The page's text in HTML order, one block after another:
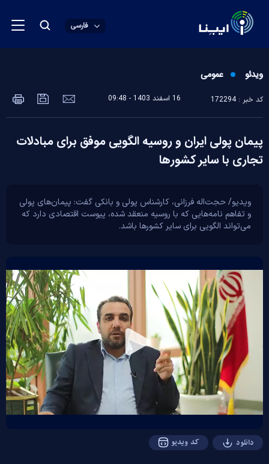
فارسی
ویدئو عمومی
کد خبر : 172294 16 اسفند 1403 - 09:48
پیمان پولی ایران و روسیه الگویی موفق برای مبادلات
تجاری با سایر کشور‌ها
ویدیو/ حجت‌اله فرزانی، کارشناس پولی و بانکی گفت: پیمان‌های پولی
و تفاهم نامه‌هایی که با روسیه منعقد شده، پیوست اقتصادی دارد که
می‌تواند الگویی برای سایر کشور‌ها باشد.
Play
Video
دانلود کد ویدیو